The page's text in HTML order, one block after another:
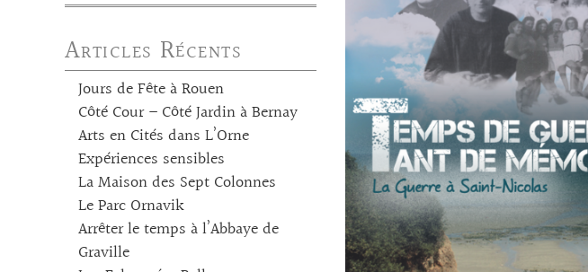
Articles Récents
Jours de Fête à Rouen
Côté Cour – Côté Jardin à Bernay
Arts en Cités dans L’Orne
Expériences sensibles
La Maison des Sept Colonnes
Le Parc Ornavik
Arrêter le temps à l’Abbaye de
Graville